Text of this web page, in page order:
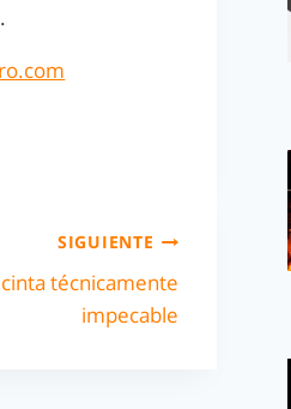
SIGUIENTE
técnicamente
impecable